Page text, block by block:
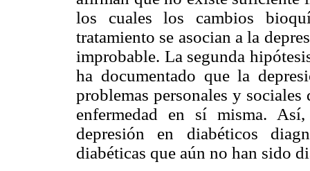
los cuales los cambios
tratamiento se asocian a la
improbable. La segunda
ha documentado que la
problemas personales y
enfermedad en sí misma.
depresión en diabéticos
diabéticas que aún no han sido